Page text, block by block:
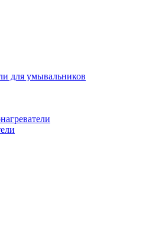
для умывальников